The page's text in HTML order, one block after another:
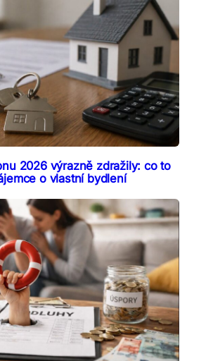
2026 výrazně zdražily: co to
o vlastní bydlení